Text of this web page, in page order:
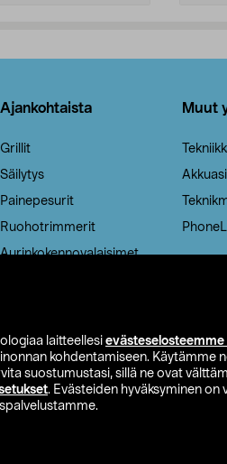
laitteellesi evästeselosteemme
kohdentamiseen. Käytämme
suostumustasi, sillä ne ovat
. Evästeiden hyväksyminen on
Ajankohtaista
Grillit
Säilytys
Painepesurit
Ruohotrimmerit
Aurinkokennovalaisimet
Muut